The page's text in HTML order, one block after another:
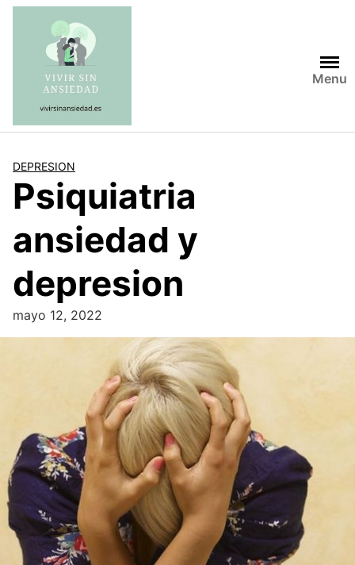
Saltar
contenido
Menu
DEPRESION
Psiquiatria
ansiedad y
depresion
mayo 12, 2022